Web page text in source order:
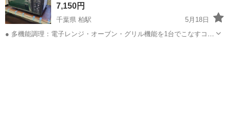
7,150円
千葉県 柏駅
5月18日
● 多機能調理：電子レンジ・オーブン・グリル機能を1台でこなすコン